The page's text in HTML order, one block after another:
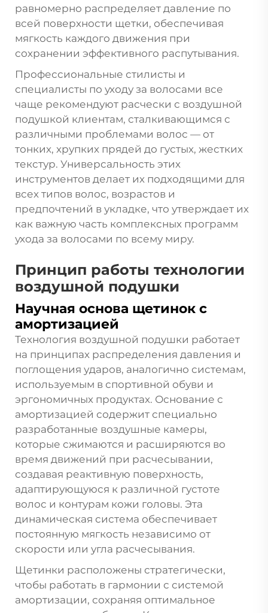
равномерно распределяет давление по
всей поверхности щетки, обеспечивая
мягкость каждого движения при
сохранении эффективного распутывания.
Профессиональные стилисты и
специалисты по уходу за волосами все
чаще рекомендуют расчески с воздушной
подушкой клиентам, сталкивающимся с
различными проблемами волос — от
тонких, хрупких прядей до густых, жестких
текстур. Универсальность этих
инструментов делает их подходящими для
всех типов волос, возрастов и
предпочтений в укладке, что утверждает их
как важную часть комплексных программ
ухода за волосами по всему миру.
Принцип работы технологии
воздушной подушки
Научная основа щетинок с
амортизацией
Технология воздушной подушки работает
на принципах распределения давления и
поглощения ударов, аналогично системам,
используемым в спортивной обуви и
эргономичных продуктах. Основание с
амортизацией содержит специально
разработанные воздушные камеры,
которые сжимаются и расширяются во
время движений при расчесывании,
создавая реактивную поверхность,
адаптирующуюся к различной густоте
волос и контурам кожи головы. Эта
динамическая система обеспечивает
постоянную мягкость независимо от
скорости или угла расчесывания.
Щетинки расположены стратегически,
чтобы работать в гармонии с системой
амортизации, сохраняя оптимальное